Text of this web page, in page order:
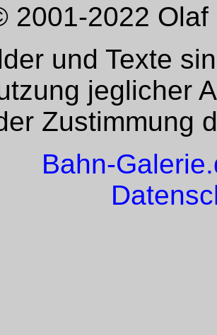
2001-2022 Olaf
und Texte
jeglicher
Zustimmung
Bahn-